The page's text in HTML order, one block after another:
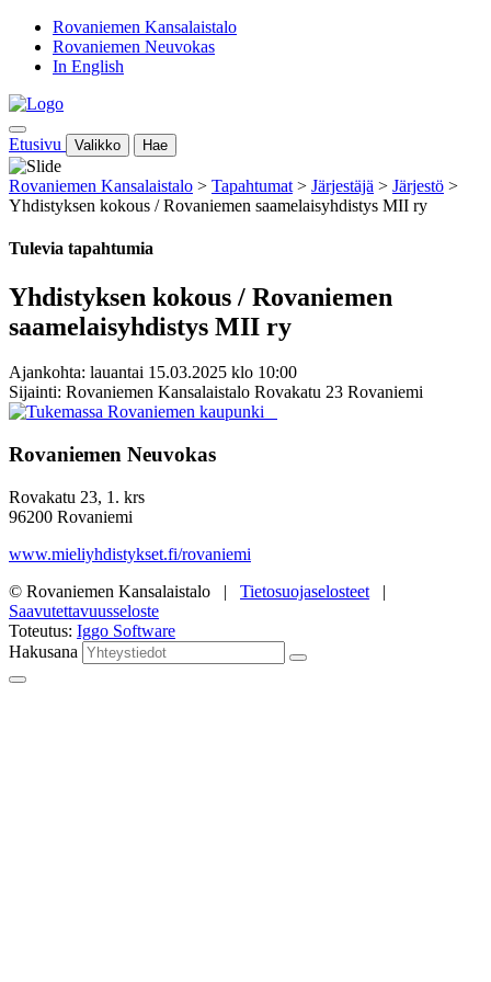
Rovaniemen Kansalaistalo
Rovaniemen Neuvokas
In English
Etusivu Valikko Hae
Rovaniemen Kansalaistalo > Tapahtumat > Järjestäjä > Järjestö >
Yhdistyksen kokous / Rovaniemen saamelaisyhdistys MII ry
Tulevia tapahtumia
Yhdistyksen kokous / Rovaniemen
saamelaisyhdistys MII ry
Ajankohta: lauantai 15.03.2025 klo 10:00
Sijainti: Rovaniemen Kansalaistalo Rovakatu 23 Rovaniemi
Rovaniemen Neuvokas
Rovakatu 23, 1. krs
96200 Rovaniemi
www.mieliyhdistykset.fi/rovaniemi
© Rovaniemen Kansalaistalo | Tietosuojaselosteet |
Saavutettavuusseloste
Toteutus: Iggo Software
Hakusana